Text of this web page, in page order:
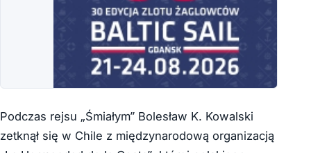
Podczas rejsu „Śmiałym” Bolesław K. Kowalski
zetknął się w Chile z międzynarodową organizacją